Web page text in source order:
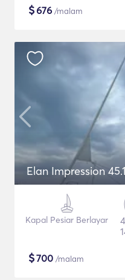
$676 /malam
Elan Impression 45.1
Kapal Pesiar Berlayar
$700 /malam